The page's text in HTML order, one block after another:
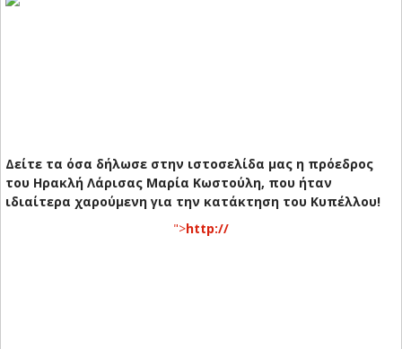
Δείτε τα όσα δήλωσε στην ιστοσελίδα μας η πρόεδρος
του Ηρακλή Λάρισας Μαρία Κωστούλη, που ήταν
ιδιαίτερα χαρούμενη για την κατάκτηση του Κυπέλλου!
">http://